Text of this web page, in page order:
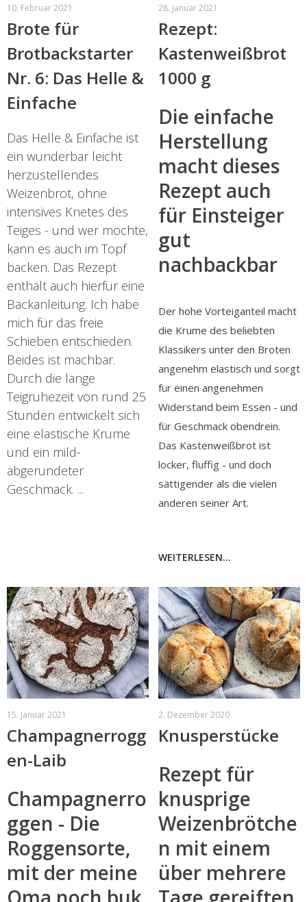
10. Februar 2021
Brote für
Brotbackstarter
Nr. 6: Das Helle &
Einfache
Das Helle & Einfache ist
ein wunderbar leicht
herzustellendes
Weizenbrot, ohne
intensives Knetes des
Teiges - und wer möchte,
kann es auch im Topf
backen. Das Rezept
enthält auch hierfür eine
Backanleitung. Ich habe
mich für das freie
Schieben entschieden.
Beides ist machbar.
Durch die lange
Teigruhezeit von rund 25
Stunden entwickelt sich
eine elastische Krume
und ein mild-
abgerundeter
Geschmack. ...
28. Januar 2021
Rezept:
Kastenweißbrot
1000 g
Die einfache
Herstellung
macht dieses
Rezept auch
für Einsteiger
gut
nachbackbar
Der hohe Vorteiganteil macht
die Krume des beliebten
Klassikers unter den Broten
angenehm elastisch und sorgt
für einen angenehmen
Widerstand beim Essen - und
für Geschmack obendrein.
Das Kastenweißbrot ist
locker, fluffig - und doch
sättigender als die vielen
anderen seiner Art.
WEITERLESEN...
15. Januar 2021
Champagnerrogg
en-Laib
Champagnerro
ggen - Die
Roggensorte,
mit der meine
2. Dezember 2020
Knusperstücke
Rezept für
knusprige
Weizenbrötche
n mit einem
über mehrere